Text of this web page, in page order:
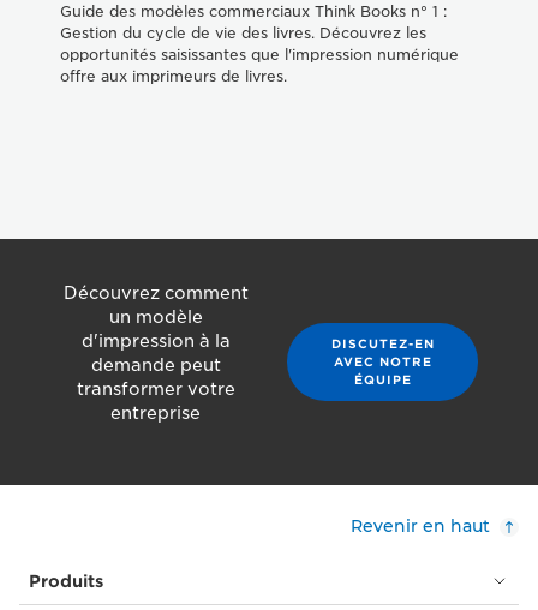
Guide des modèles commerciaux Think Books n° 1 :
Gestion du cycle de vie des livres. Découvrez les
opportunités saisissantes que l'impression numérique
offre aux imprimeurs de livres.
Découvrez comment
un modèle
d'impression à la
demande peut
transformer votre
entreprise
DISCUTEZ-EN
AVEC NOTRE
ÉQUIPE
Revenir en haut
Produits